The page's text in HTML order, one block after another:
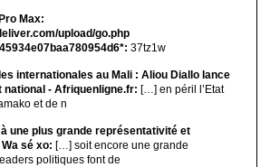
Max:
upload/go.php
37tz1w
internationales au Mali : Aliou Diallo lance
national - Afriquenligne.fr: […] en péril l’Etat
et de n
une plus grande représentativité et
sé xo: […] soit encore une grande
politiques font de